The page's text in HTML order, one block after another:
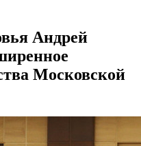
Андрей
Московской